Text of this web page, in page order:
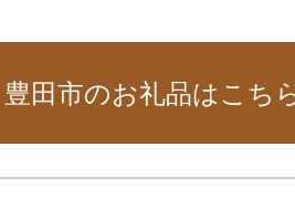
豊田市のお礼品はこち